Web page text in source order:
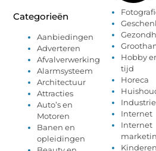
Categorieën
Aanbiedingen
Adverteren
Afvalverwerking
Alarmsysteem
Architectuur
Attracties
Auto’s en
Motoren
Banen en
opleidingen
Hobby
tijd
Horeca
Industrie
Internet
Internet
Kinderen